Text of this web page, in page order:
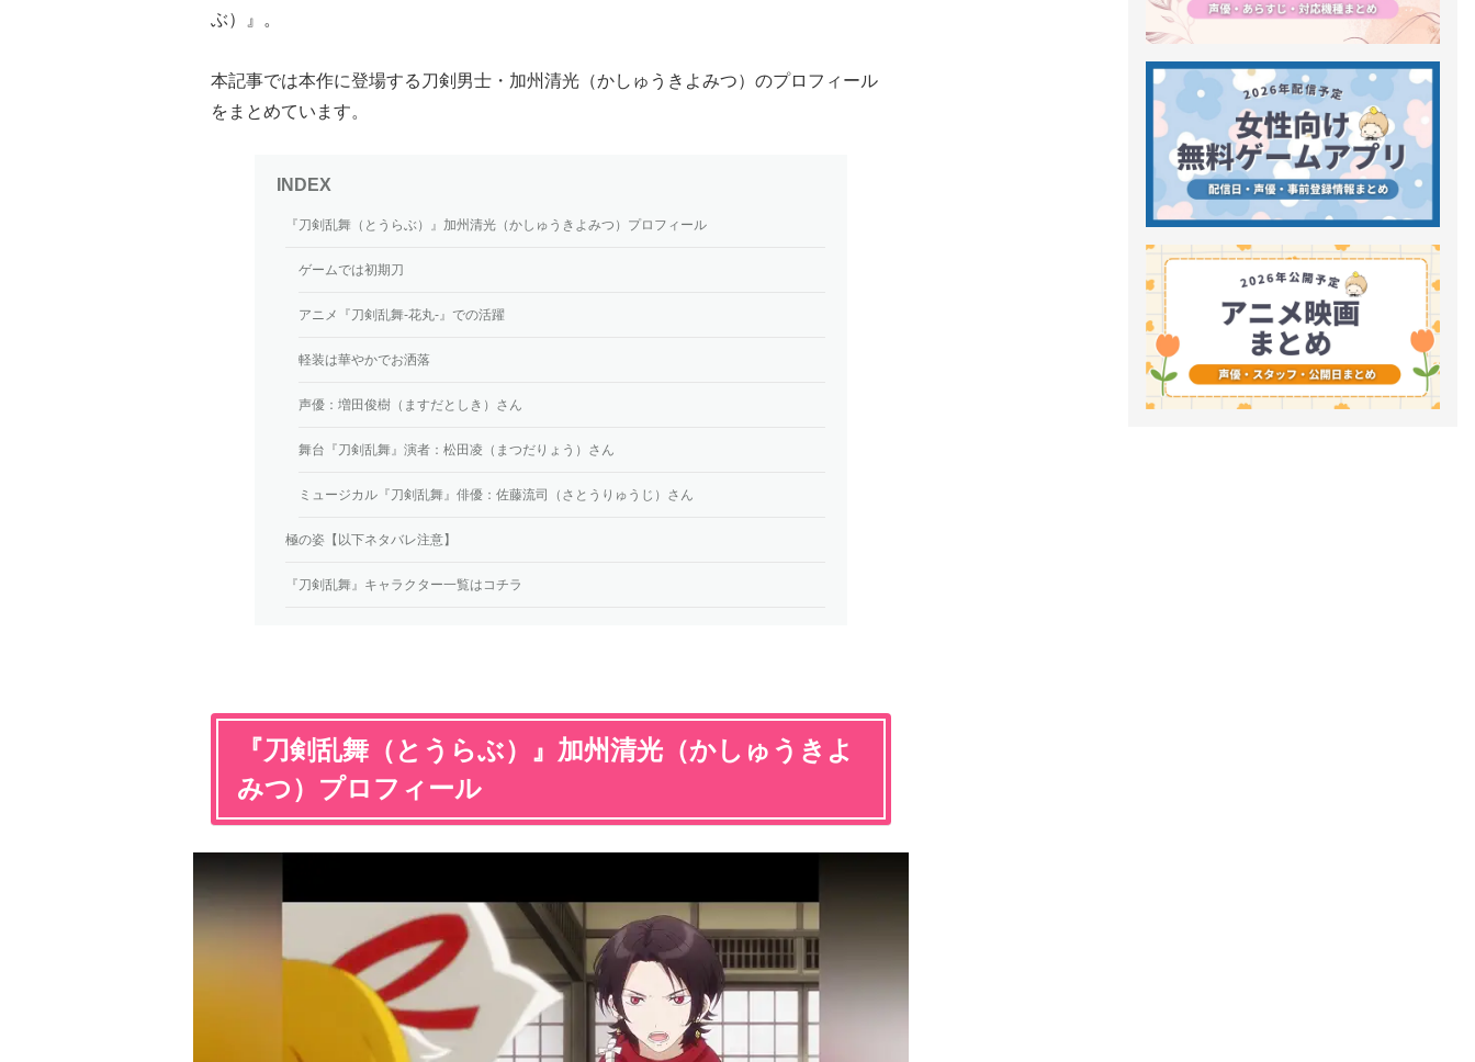
ぶ）』。
本記事では本作に登場する刀剣男士・加州清光（かしゅうきよみつ）のプロフィール
をまとめています。
『刀剣乱舞（とうらぶ）』加州清光（かしゅうきよみつ）プロフィール
ゲームでは初期刀
アニメ『刀剣乱舞-花丸-』での活躍
軽装は華やかでお洒落
声優：増田俊樹（ますだとしき）さん
舞台『刀剣乱舞』演者：松田凌（まつだりょう）さん
ミュージカル『刀剣乱舞』俳優：佐藤流司（さとうりゅうじ）さん
極の姿【以下ネタバレ注意】
『刀剣乱舞』キャラクター一覧はコチラ
『刀剣乱舞（とうらぶ）』加州清光（かしゅうきよ
みつ）プロフィール